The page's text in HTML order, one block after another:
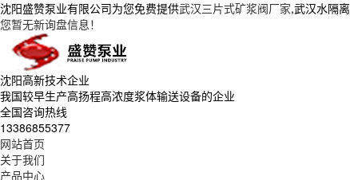
沈阳盛赞泵业有限公司为您免费提供武汉三片式矿浆阀厂家,武汉水隔
您暂无新询盘信息！
沈阳高新技术企业
我国较早生产高扬程高浓度浆体输送设备的企业
全国咨询热线
13386855377
网站首页
关于我们
产品中心